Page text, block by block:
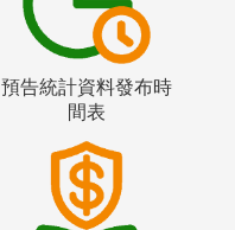
預告統計資料發布時
間表